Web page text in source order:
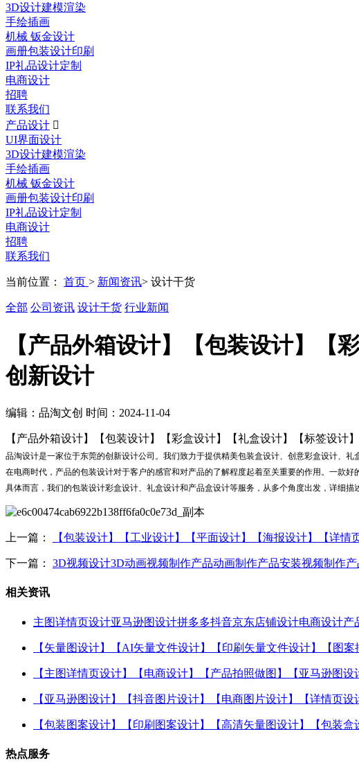
3D设计建模渲染
手绘插画
机械 钣金设计
画册包装设计印刷
IP礼品设计定制
电商设计
招聘
联系我们
产品设计 
UI界面设计
3D设计建模渲染
手绘插画
机械 钣金设计
画册包装设计印刷
IP礼品设计定制
电商设计
招聘
联系我们
当前位置： 首页 > 新闻资讯> 设计干货
全部 公司资讯 设计干货 行业新闻
【产品外箱设计】【包装设计】【
创新设计
编辑：品淘文创 时间：2024-11-04
【产品外箱设计】【包装设计】【彩盒设计】【礼盒设计】【标签设计
品淘设计是一家位于东莞的创新设计公司。我们致力于提供精美包装盒设计、创意彩盒设计、礼
在电商时代，产品的包装设计对于客户的感官和对产品的了解程度起着至关重要的作用。一款
具体而言，我们的包装设计彩盒设计、礼盒设计和产品盒设计等服务，从多个角度出发，详细
上一篇： 【包装设计】【工业设计】【平面设计】【海报设计】【详
下一篇： 3D视频设计3D动画视频制作产品动画制作产品安装视频制作
相关资讯
主图详情页设计亚马逊图设计拼多多抖音京东店铺设计电商设计
【矢量图设计】【AI矢量文件设计】【印刷矢量文件设计】【图
【主图详情页设计】【电商设计】【产品拍照做图】【亚马逊图
【亚马逊图设计】【抖音图片设计】【电商图片设计】【详情页
【包装图案设计】【印刷图案设计】【高清矢量图设计】【包装
热点服务